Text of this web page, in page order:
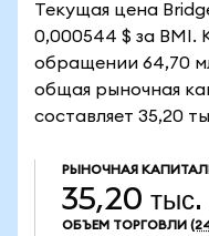
Текущая цена
0,000544 $ за BMI.
обращении 64,70
общая рыночная
составляет 35,20
РЫНОЧНАЯ
35,20 тыс.
ОБЪЕМ ТОРГОВЛИ